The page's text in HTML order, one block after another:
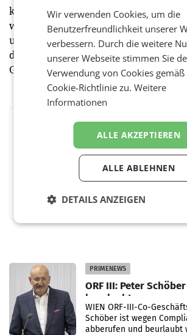
können, sich auszutauschen aber
wissen, wie man Geld aufstellt, an
und über welche Kanäle man die
der jeweiligen Branche erreicht. Der
Gründerinnentag ist dafür die ideale
BEWERTEN SIE DIESEN ARTIKEL
PRIMENEWS
ORF III: Peter
beurlaubt
WIEN ORF-III-Co-
Schöber ist wegen
abberufen und beurlaubt
Wir verwenden Cookies, um die
Benutzerfreundlichkeit unserer
verbessern. Durch die weitere
unserer Webseite stimmen Sie
Verwendung von Cookies
Cookie-Richtlinie zu.Weitere
Informationen
ALLE AKZEPTIEREN
ALLE ABLEHNEN
DETAILS ANZEIGEN